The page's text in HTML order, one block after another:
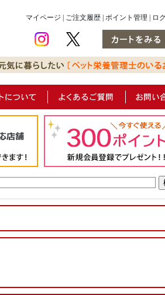
マイページ ご注文履歴 ポイント管理 ロ